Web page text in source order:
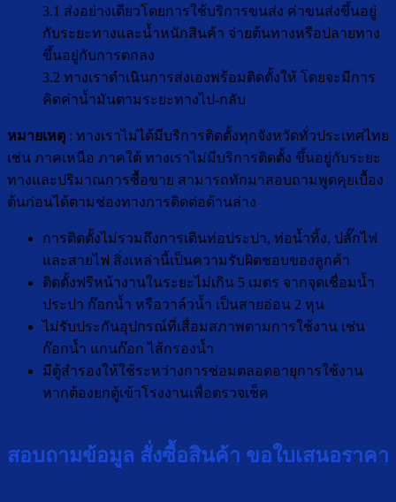
3.1 ส่งอย่างเดียวโดยการใช้บริการขนส่ง ค่าขนส่งขึ้นอยู่
กับระยะทางและน้ำหนักสินค้า จ่ายต้นทางหรือปลายทาง
ขึ้นอยู่กับการตกลง
3.2 ทางเราดำเนินการส่งเองพร้อมติดตั้งให้ โดยจะมีการ
คิดค่าน้ำมันตามระยะทางไป-กลับ
หมายเหตุ : ทางเราไม่ได้มีบริการติดตั้งทุกจังหวัดทั่วประเทศไทย
เช่น ภาคเหนือ ภาคใต้ ทางเราไม่มีบริการติดตั้ง ขึ้นอยู่กับระยะ
ทางและปริมาณการซื้อขาย สามารถทักมาสอบถามพูดคุยเบื้อง
ต้นก่อนได้ตามช่องทางการติดต่อด้านล่าง
การติดตั้งไม่รวมถึงการเดินท่อประปา, ท่อน้ำทิ้ง, ปลั๊กไฟ
และสายไฟ สิ่งเหล่านี้เป็นความรับผิดชอบของลูกค้า
ติดตั้งฟรีหน้างานในระยะไม่เกิน 5 เมตร จากจุดเชื่อมน้ำ
ประปา ก๊อกน้ำ หรือวาล์วน้ำ เป็นสายอ่อน 2 หุน
ไม่รับประกันอุปกรณ์ที่เสื่อมสภาพตามการใช้งาน เช่น
ก๊อกน้ำ แกนก๊อก ไส้กรองน้ำ
มีตู้สำรองให้ใช้ระหว่างการซ่อมตลอดอายุการใช้งาน
หากต้องยกตู้เข้าโรงงานเพื่อตรวจเช็ค
สอบถามข้อมูล สั่งซื้อสินค้า ขอใบเสนอราคา